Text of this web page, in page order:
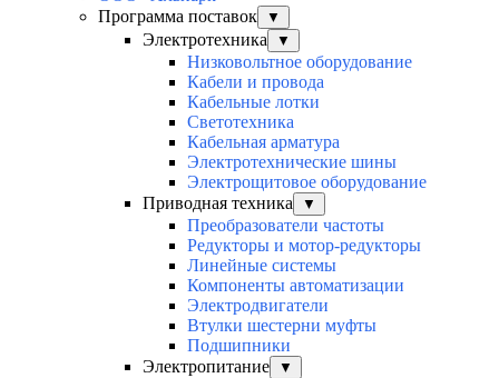
Программа поставок
▼
Электротехника ▼
Низковольтное оборудование
Кабели и провода
Кабельные лотки
Светотехника
Кабельная арматура
Электротехнические шины
Электрощитовое оборудование
Приводная техника
▼
Преобразователи частоты
Редукторы и мотор-редукторы
Линейные системы
Компоненты автоматизации
Электродвигатели
Втулки шестерни муфты
Подшипники
Электропитание
▼